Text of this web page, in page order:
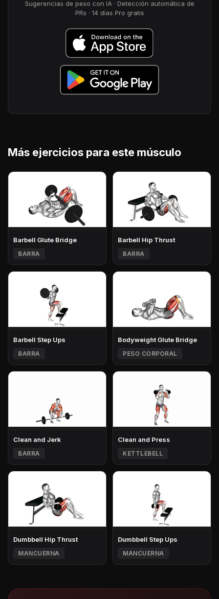
Sugerencias de peso con IA · Detección automática de
PRs · 14 días Pro gratis
Más ejercicios para este músculo
Barbell Glute Bridge
BARRA
Barbell Hip Thrust
BARRA
Barbell Step Ups
BARRA
Bodyweight Glute Bridge
PESO CORPORAL
Clean and Jerk
BARRA
Clean and Press
KETTLEBELL
Dumbbell Hip Thrust
MANCUERNA
Dumbbell Step Ups
MANCUERNA